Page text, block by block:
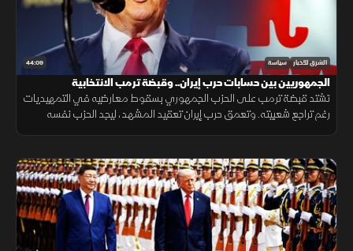
44:09 الشرق للأخبار سياسة
الجمهوريين بين حسابات حرب إيران.. وقبضة ترمب الانتخابية
تشتد قبضة ترمب على الحزب الجمهوري بسقوط معارضيه في التمهيديات
رغم تراجع شعبيته. وتعمق حرب إيران تعقيد المشهد، ليجد الحزب نفسه